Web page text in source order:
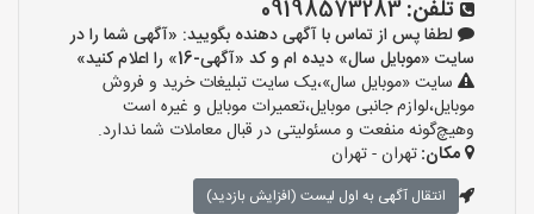
تلفن:09198573283
لطفا پس از تماس با آگهی دهنده بگویید: «آگهی شما را در
سایت «موبایل سال» دیده ام و کد «آگهی-16» را اعلام کنید»
سایت «موبایل سال»،یک سایت تبلیغات خرید و فروش
موبایل،لوازم جانبی موبایل،تعمیرات موبایل و غیره است
وهیچ‌گونه منفعت و مسئولیتی در قبال معاملات شما ندارد.
مکان:تهران - تهران
انتقال آگهی به اول لیست (افزایش بازدید)